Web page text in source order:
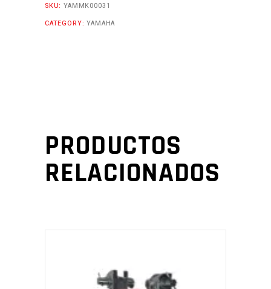
SKU:YAMMK00031
CATEGORY:YAMAHA
PRODUCTOS
RELACIONADOS